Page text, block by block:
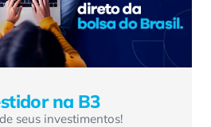
na B3
seus investimentos!